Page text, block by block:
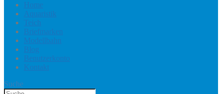
Home
Aquaristik
Teich
Briefmarken
Modellbahn
Blog
Benutzerkonto
Kontakt
Suche